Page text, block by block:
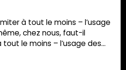
à tout le moins – l’usage
chez nous, faut-il
le moins – l’usage des
touristique. A l’heure où le
semble vouloir passer à